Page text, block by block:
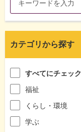
カテゴリから探す
すべてにチェック
福祉
くらし・環境
学ぶ